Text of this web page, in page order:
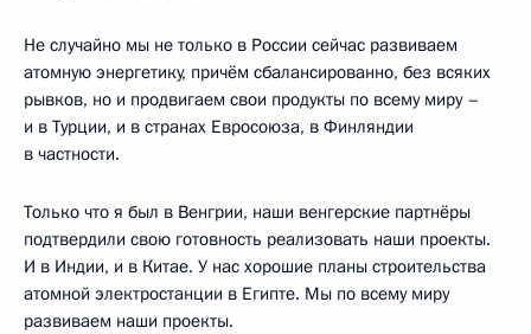
Не случайно мы не только в России сейчас развиваем
атомную энергетику, причём сбалансированно, без всяких
рывков, но и продвигаем свои продукты по всему миру –
и в Турции, и в странах Евросоюза, в Финляндии
в частности.
Только что я был в Венгрии, наши венгерские партнёры
подтвердили свою готовность реализовать наши проекты.
И в Индии, и в Китае. У нас хорошие планы строительства
атомной электростанции в Египте. Мы по всему миру
развиваем наши проекты.